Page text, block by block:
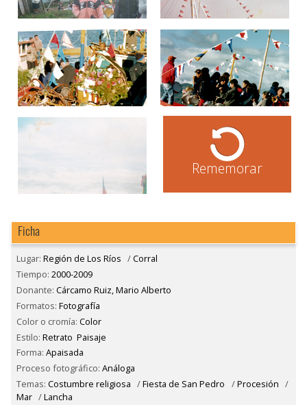
Rememorar
Ficha
Lugar: Región de Los Ríos /Corral
Tiempo: 2000-2009
Donante: Cárcamo Ruiz, Mario Alberto
Formatos: Fotografía
Color o cromía: Color
Estilo: Retrato Paisaje
Forma: Apaisada
Proceso fotográfico: Análoga
Temas: Costumbre religiosa /Fiesta de San Pedro /Procesión /
Mar /Lancha